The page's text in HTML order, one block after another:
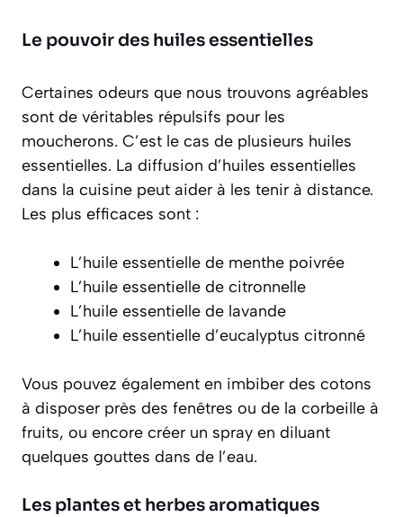
Le pouvoir des huiles essentielles
Certaines odeurs que nous trouvons agréables
sont de véritables répulsifs pour les
moucherons. C’est le cas de plusieurs huiles
essentielles. La diffusion d’huiles essentielles
dans la cuisine peut aider à les tenir à distance.
Les plus efficaces sont :
L’huile essentielle de menthe poivrée
L’huile essentielle de citronnelle
L’huile essentielle de lavande
L’huile essentielle d’eucalyptus citronné
Vous pouvez également en imbiber des cotons
à disposer près des fenêtres ou de la corbeille à
fruits, ou encore créer un spray en diluant
quelques gouttes dans de l’eau.
Les plantes et herbes aromatiques